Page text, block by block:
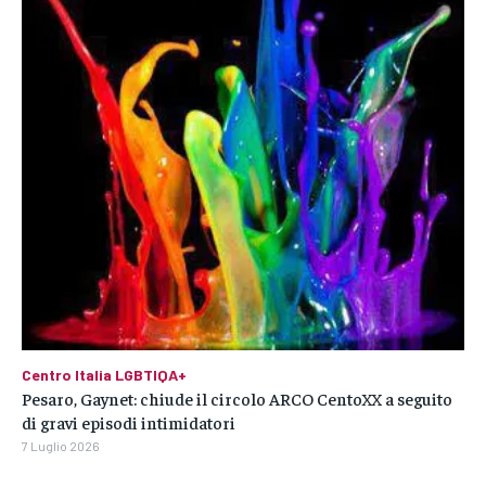
Centro Italia LGBTIQA+
Pesaro, Gaynet: chiude il circolo ARCO CentoXX a seguito
di gravi episodi intimidatori
7 Luglio 2026